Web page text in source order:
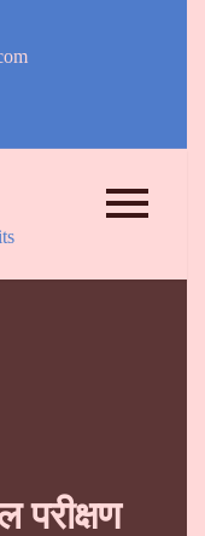
परीक्षण